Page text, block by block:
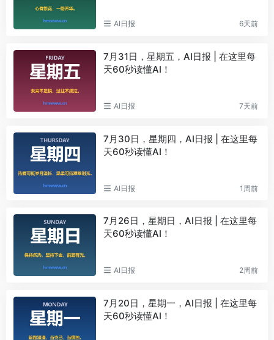
AI日报 6天前
7月31日，星期五，AI日报 | 在这里每
天60秒读懂AI！
AI日报 7天前
7月30日，星期四，AI日报 | 在这里每
天60秒读懂AI！
AI日报 1周前
7月26日，星期日，AI日报 | 在这里每
天60秒读懂AI！
AI日报 2周前
7月20日，星期一，AI日报 | 在这里每
天60秒读懂AI！